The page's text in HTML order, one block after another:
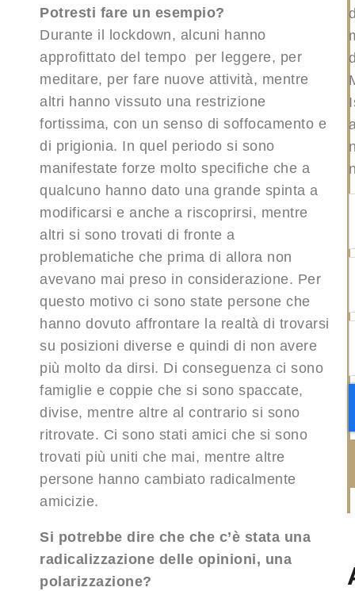
Potresti fare un esempio?
Durante il lockdown, alcuni hanno
approfittato del tempo per leggere, per
meditare, per fare nuove attività, mentre
altri hanno vissuto una restrizione
fortissima, con un senso di soffocamento e
di prigionia. In quel periodo si sono
manifestate forze molto specifiche che a
qualcuno hanno dato una grande spinta a
modificarsi e anche a riscoprirsi, mentre
altri si sono trovati di fronte a
problematiche che prima di allora non
avevano mai preso in considerazione. Per
questo motivo ci sono state persone che
hanno dovuto affrontare la realtà di trovarsi
su posizioni diverse e quindi di non avere
più molto da dirsi. Di conseguenza ci sono
famiglie e coppie che si sono spaccate,
divise, mentre altre al contrario si sono
ritrovate. Ci sono stati amici che si sono
trovati più uniti che mai, mentre altre
persone hanno cambiato radicalmente
amicizie.
Si potrebbe dire che che c’è stata una
radicalizzazione delle opinioni, una
polarizzazione?